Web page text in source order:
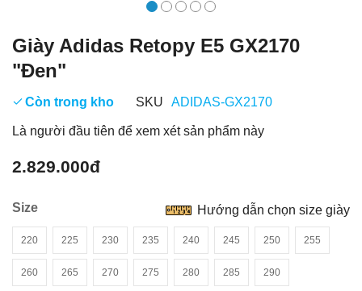
Giày Adidas Retopy E5 GX2170
"Đen"
Còn trong kho SKU ADIDAS-GX2170
Là người đầu tiên để xem xét sản phẩm này
2.829.000đ
Size
220 225 230 235 240 245 250 255
260 265 270 275 280 285 290
Hướng dẫn chọn size giày